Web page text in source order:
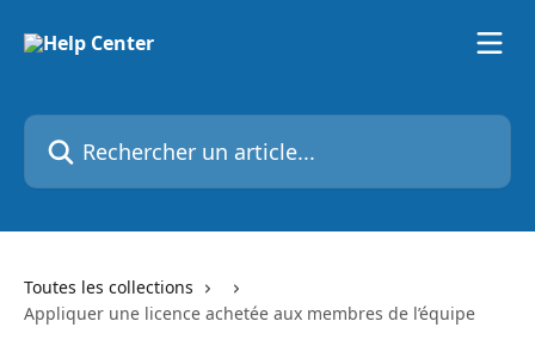
Rechercher un article...
Toutes les collections
Appliquer une licence achetée aux membres de l’équipe